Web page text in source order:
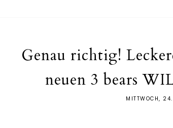
Genau richtig!
neuen 3 bears
MITTWOCH,